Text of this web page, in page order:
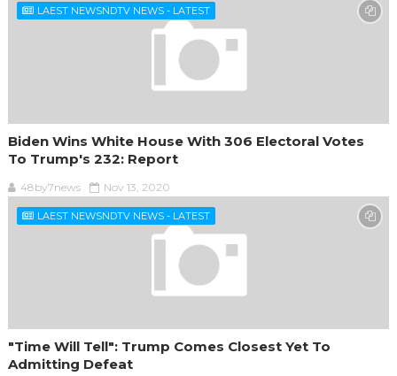
LAEST NEWSNDTV NEWS - LATEST
Biden Wins White House With 306 Electoral Votes
To Trump's 232: Report
48by7news Nov 13, 2020
LAEST NEWSNDTV NEWS - LATEST
"Time Will Tell": Trump Comes Closest Yet To
Admitting Defeat